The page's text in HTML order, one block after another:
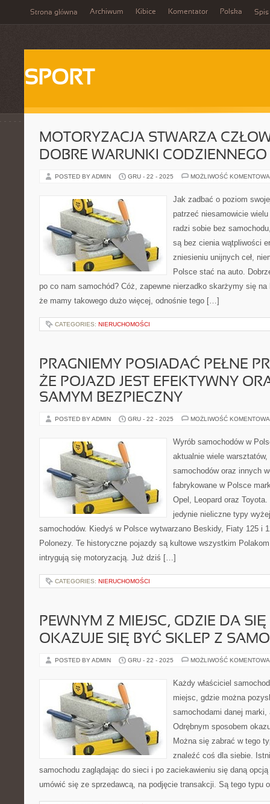
Strona główna Archiwum Kibice Komentator Polska Spis
SPORT
MOTORYZACJA STWARZA
DOBRE WARUNKI
POSTED BY ADMIN GRU - 22 - 2025 MOŻLIWOŚĆ
Jak zadbać o poziom
patrzeć niesamowicie
radzi sobie bez
są bez cienia wątpliwości
zniesieniu unijnych ceł,
Polsce stać na auto.
po co nam samochód? Cóż, zapewne nierzadko skarżymy się
że mamy takowego dużo więcej, odnośnie tego […]
CATEGORIES: NIERUCHOMOŚCI
PRAGNIEMY POSIADAĆ PEŁNE
ŻE POJAZD JEST EFEKTYWNY
SAMYM BEZPIECZNY
POSTED BY ADMIN GRU - 22 - 2025 MOŻLIWOŚĆ
Wyrób samochodów w
aktualnie wiele
samochodów oraz innych
fabrykowane w Polsce
Opel, Leopard oraz
jedynie nieliczne typy
samochodów. Kiedyś w Polsce wytwarzano Beskidy, Fiaty 125 i
Polonezy. Te historyczne pojazdy są kultowe wszystkim
intrygują się motoryzacją. Już dziś […]
CATEGORIES: NIERUCHOMOŚCI
PEWNYM Z MIEJSC, GDZIE DA
OKAZUJE SIĘ BYĆ SKLEP Z
POSTED BY ADMIN GRU - 22 - 2025 MOŻLIWOŚĆ
Każdy właściciel
miejsc, gdzie można
samochodami danej
Odrębnym sposobem
Można się zabrać w tego
znaleźć coś dla siebie.
samochodu zaglądając do sieci i po zaciekawieniu się daną
umówić się ze sprzedawcą, na podjęcie transakcji. Są tego typu